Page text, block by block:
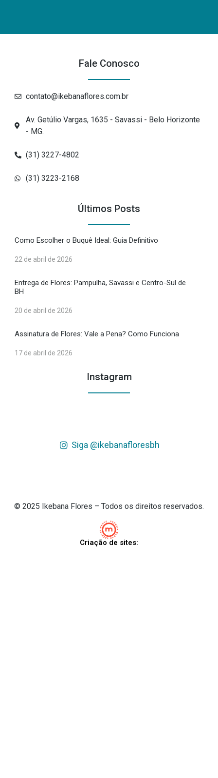
Fale Conosco
contato@ikebanaflores.com.br
Av. Getúlio Vargas, 1635 - Savassi - Belo Horizonte
- MG.
(31) 3227-4802
(31) 3223-2168
Últimos Posts
Como Escolher o Buquê Ideal: Guia Definitivo
22 de abril de 2026
Entrega de Flores: Pampulha, Savassi e Centro-Sul de
BH
20 de abril de 2026
Assinatura de Flores: Vale a Pena? Como Funciona
17 de abril de 2026
Instagram
Siga @ikebanafloresbh
© 2025 Ikebana Flores – Todos os direitos reservados.
Criação de sites: